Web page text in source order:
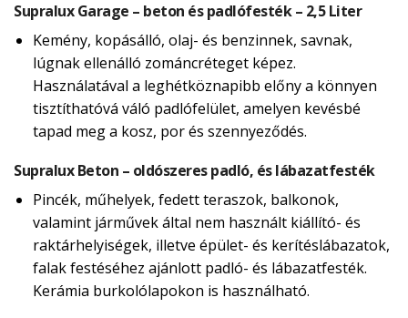
Supralux Garage – beton és padlófesték – 2,5 Liter
Kemény, kopásálló, olaj- és benzinnek, savnak,
lúgnak ellenálló zománcréteget képez.
Használatával a leghétköznapibb előny a könnyen
tisztíthatóvá váló padlófelület, amelyen kevésbé
tapad meg a kosz, por és szennyeződés.
Supralux Beton – oldószeres padló, és lábazatfesték
Pincék, műhelyek, fedett teraszok, balkonok,
valamint járművek által nem használt kiállító- és
raktárhelyiségek, illetve épület- és kerítéslábazatok,
falak festéséhez ajánlott padló- és lábazatfesték.
Kerámia burkolólapokon is használható.